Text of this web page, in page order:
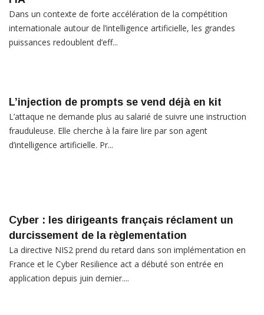
Dans un contexte de forte accélération de la compétition
internationale autour de l’intelligence artificielle, les grandes
puissances redoublent d’eff...
L’injection de prompts se vend déjà en kit
L’attaque ne demande plus au salarié de suivre une instruction
frauduleuse. Elle cherche à la faire lire par son agent
d’intelligence artificielle. Pr...
Cyber : les dirigeants français réclament un
durcissement de la règlementation
La directive NIS2 prend du retard dans son implémentation en
France et le Cyber Resilience act a débuté son entrée en
application depuis juin dernier....